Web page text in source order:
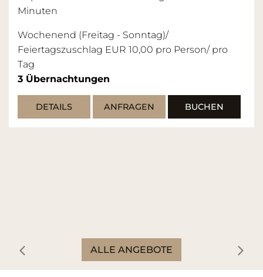
Badetücher
Ihr Plus:
5 – gängiges Gourmet- Menü am
Silvesterabend inkl. Aperitif
ALLE ANGEBOTE